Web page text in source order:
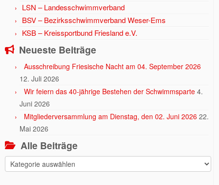
LSN – Landesschwimmverband
BSV – Bezirksschwimmverband Weser-Ems
KSB – Kreissportbund Friesland e.V.
Neueste Beiträge
Ausschreibung Friesische Nacht am 04. September 2026
12. Juli 2026
Wir feiern das 40-jährige Bestehen der Schwimmsparte 4.
Juni 2026
Mitgliederversammlung am Dienstag, den 02. Juni 2026 22.
Mai 2026
Alle Beiträge
Alle
Beiträge